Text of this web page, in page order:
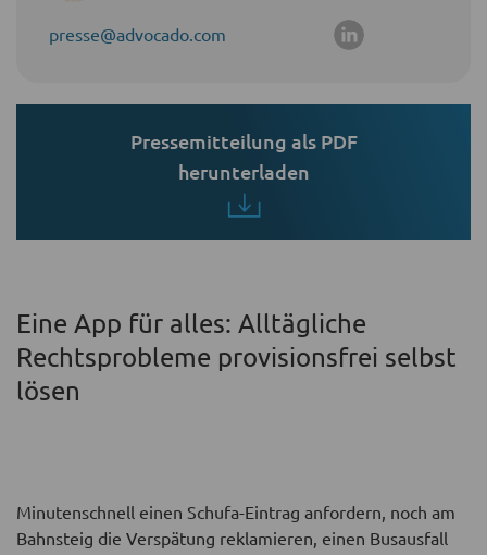
presse@advocado.com
Pressemitteilung als PDF
herunterladen
Eine App für alles: Alltägliche
Rechtsprobleme provisionsfrei selbst
lösen
Minutenschnell einen Schufa-Eintrag anfordern, noch am
Bahnsteig die Verspätung reklamieren, einen Busausfall